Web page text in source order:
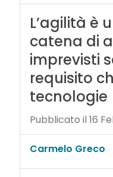
L’agilità è
catena di
imprevisti
requisito
tecnologie
Pubblicato il 16
Carmelo Greco